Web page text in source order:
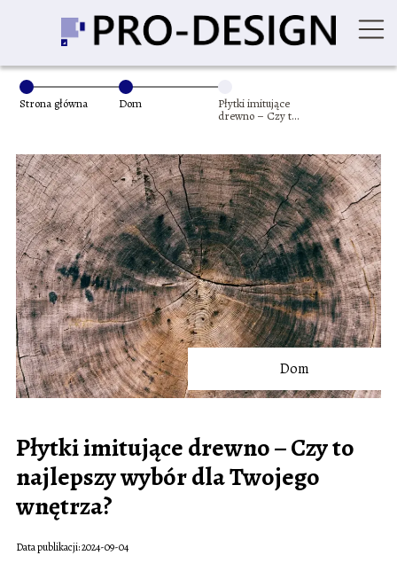
Strona główna Dom
Płytki imitujące
drewno – Czy to
wnętrza?
Dom
Płytki imitujące drewno – Czy to
najlepszy wybór dla Twojego
wnętrza?
Data publikacji: 2024-09-04